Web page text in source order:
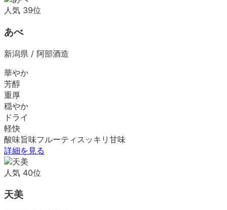
人気 39位
あべ
新潟県 / 阿部酒造
華やか
芳醇
重厚
穏やか
ドライ
軽快
酸味旨味フルーティ スッキリ 甘味
詳細を見る
人気 40位
天美